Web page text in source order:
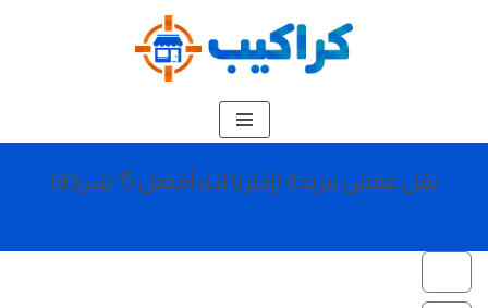
نقل عفش ببريدة (إخترنا لك أفضل 15 شركة)